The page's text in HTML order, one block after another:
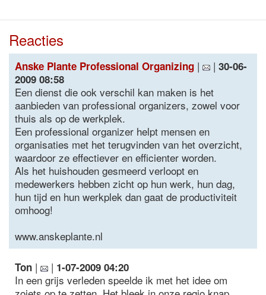
Reacties
Anske Plante Professional Organizing | | 30-06-
2009 08:58
Een dienst die ook verschil kan maken is het
aanbieden van professional organizers, zowel voor
thuis als op de werkplek.
Een professional organizer helpt mensen en
organisaties met het terugvinden van het overzicht,
waardoor ze effectiever en efficienter worden.
Als het huishouden gesmeerd verloopt en
medewerkers hebben zicht op hun werk, hun dag,
hun tijd en hun werkplek dan gaat de productiviteit
omhoog!
www.anskeplante.nl
Ton | | 1-07-2009 04:20
In een grijs verleden speelde ik met het idee om